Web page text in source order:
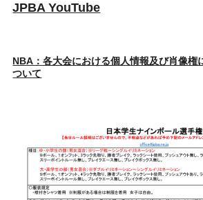
JPBA YouTube
NBA：各大会における個人情報及び肖像権
ついて